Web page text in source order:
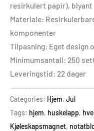
resirkulert papir), blyant
Materiale:
komponenter
Tilpasning: Eget design
Minimumsantall: 250
Leveringstid: 22 dager
Categories: Hjem, Jul
Tags: hjem, huskelapp,
Kjøleskapsmagnet,